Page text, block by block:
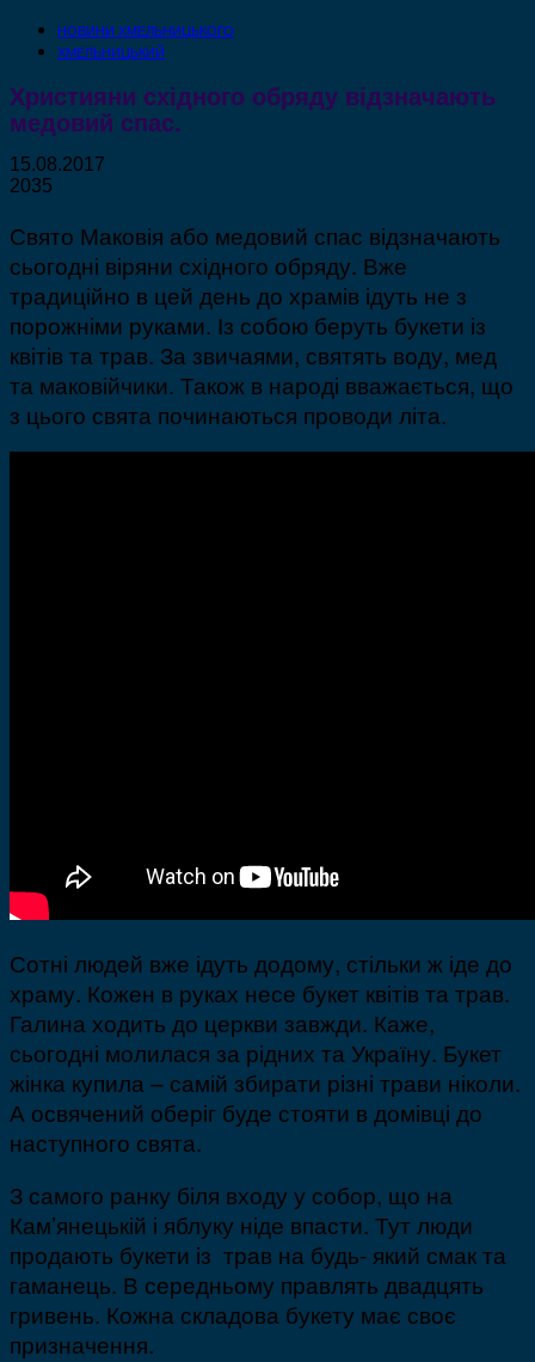
НОВИНИ ХМЕЛЬНИЦЬКОГО
ХМЕЛЬНИЦЬКИЙ
Християни східного обряду відзначають
медовий спас.
15.08.2017
2035
Свято Маковія або медовий спас відзначають
сьогодні віряни східного обряду. Вже
традиційно в цей день до храмів ідуть не з
порожніми руками. Із собою беруть букети із
квітів та трав. За звичаями, святять воду, мед
та маковійчики. Також в народі вважається, що
з цього свята починаються проводи літа.
Сотні людей вже ідуть додому, стільки ж іде до
храму. Кожен в руках несе букет квітів та трав.
Галина ходить до церкви завжди. Каже,
сьогодні молилася за рідних та Україну. Букет
жінка купила – самій збирати різні трави ніколи.
А освячений оберіг буде стояти в домівці до
наступного свята.
З самого ранку біля входу у собор, що на
Кам’янецькій і яблуку ніде впасти. Тут люди
продають букети із трав на будь- який смак та
гаманець. В середньому правлять двадцять
гривень. Кожна складова букету має своє
призначення.